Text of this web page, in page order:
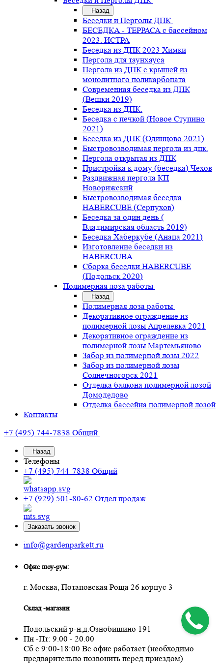
Назад
Беседки и Перголы ДПК
БЕСЕДКА - ТЕРРАСА с бассейном
2023. ИСТРА
Беседка из ДПК 2023 Химки
Пергола для таунхауса
Пергола из ДПК с крышей из
монолитного поликарбоната
Современная беседка из ДПК
(Вешки 2019)
Беседка из ДПК.
Беседка с печкой (Новое Ступино
2021)
Беседка из ДПК (Одинцово 2021)
Быстровозводимая пергола из дпк.
Пергола открытая из ДПК
Пристройка к дому (беседка) Чехов
Раздвижная пергола КП
Новорижский
Быстровозводимая беседка
HABERCUBE (Серпухов)
Беседка за один день (
Владимирская область 2019)
Беседка Хаберкубе (Анапа 2021)
Изготовление беседки из
HABERCUBA
Сборка беседки HABERCUBE
(Подольск 2020)
Полимерная лоза работы
Назад
Полимерная лоза работы
Декоративное ограждение из
полимерной лозы Апрелевка 2021
Декоративное ограждение из
полимерной лозы Мартемьяново
Забор из полимерной лозы 2022
Забор из полимерной лозы
Солнечногорск 2021
Отделка балкона полимерной лозой
Домодедово
Отделка бассейна полимерной лозой
Контакты
+7 (495) 744-7838 Общий
Назад
Телефоны
+7 (495) 744-7838 Общий
+7 (929) 501-80-62 Отдел продаж
Заказать звонок
info@gardenparkett.ru
Офис шоу-рум:
г. Москва, Потаповская Роща 26 корпус 3
Склад -магазин
Подольский р-н,д.Ознобишино 191
Пн -Пт: 9.00 - 20.00
Сб с 9:00-18:00 Вс офис работает (необходимо
предварительно позвонить перед приездом)